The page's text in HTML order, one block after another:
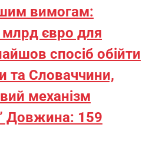
вимогам:
євро для
спосіб обійти
та Словаччини,
механізм
Довжина: 159